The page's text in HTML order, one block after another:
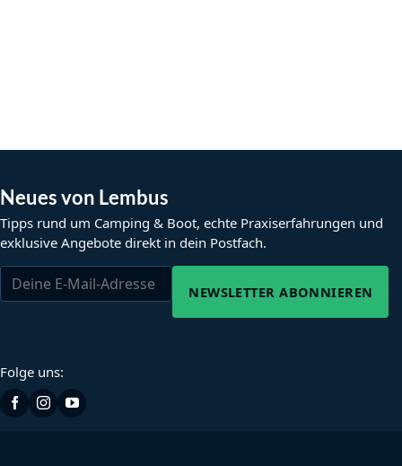
Neues von Lembus
Tipps rund um Camping & Boot, echte Praxiserfahrungen und
exklusive Angebote direkt in dein Postfach.
NEWSLETTER ABONNIEREN
Folge uns: